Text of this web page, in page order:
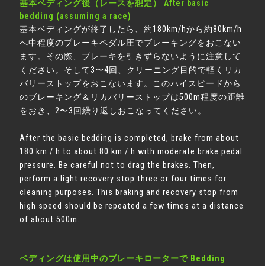
基本ベディング後（レースを想定） After basic
bedding (assuming a race)
基本ベディングが終了したら、約180km/hから約80km/h
へ中程度のブレーキペダル圧でブレーキングをおこない
ます。その際、ブレーキを引きずらないように注意して
ください。そして3〜4回、クリーニング目的で軽くリカ
バリーストップをおこないます。このハイスピードから
のブレーキング＆リカバリーストップは500m程度の距離
をおき、2〜3回繰り返しおこなってください。
After the basic bedding is completed, brake from about
180 km / h to about 80 km / h with moderate brake pedal
pressure. Be careful not to drag the brakes. Then,
perform a light recovery stop three or four times for
cleaning purposes. This braking and recovery stop from
high speed should be repeated a few times at a distance
of about 500m.
ベディングは使用中のブレーキローターで Bedding